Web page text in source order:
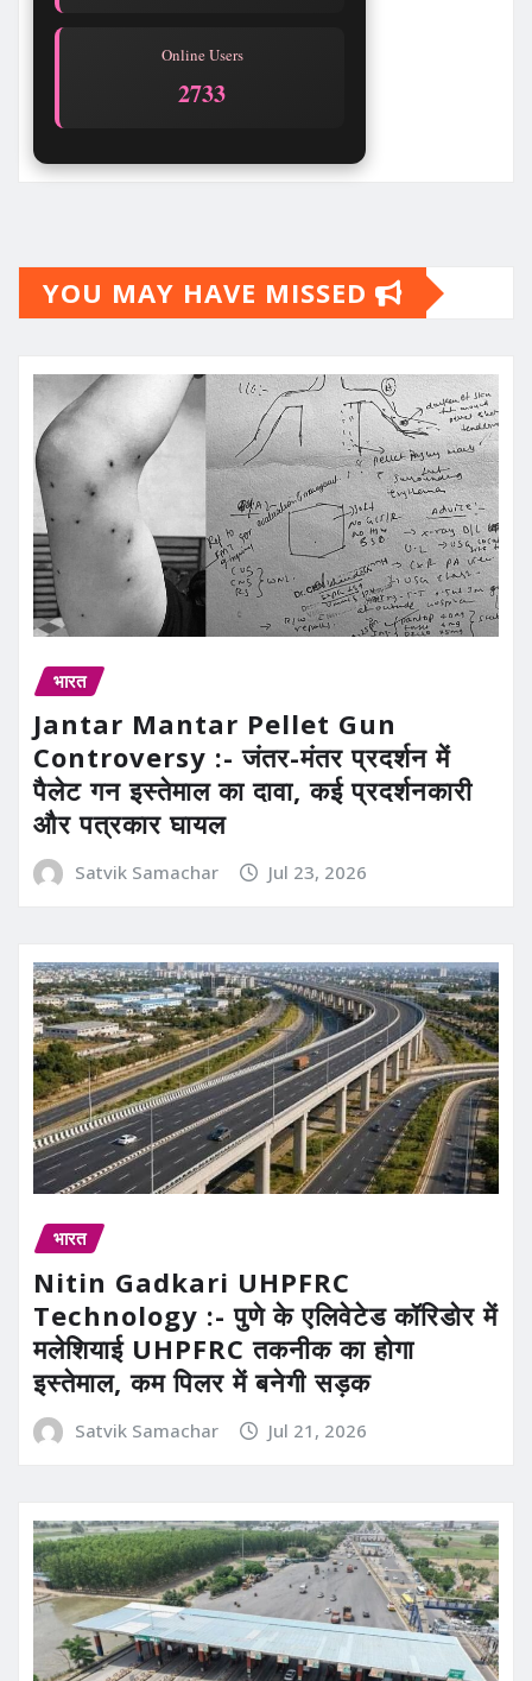
Online Users
2733
YOU MAY HAVE MISSED
भारत
Jantar Mantar Pellet Gun
Controversy :- जंतर-मंतर प्रदर्शन में
पैलेट गन इस्तेमाल का दावा, कई प्रदर्शनकारी
और पत्रकार घायल
Satvik Samachar Jul 23, 2026
भारत
Nitin Gadkari UHPFRC
Technology :- पुणे के एलिवेटेड कॉरिडोर में
मलेशियाई UHPFRC तकनीक का होगा
इस्तेमाल, कम पिलर में बनेगी सड़क
Satvik Samachar Jul 21, 2026